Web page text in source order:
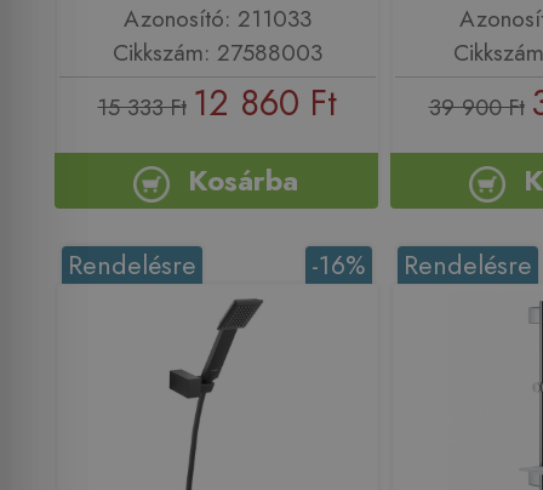
Azonosító: 211033
Cikkszám: 27588003
15 333 Ft 12 860 Ft
Kosárba
39 900 Ft
-16%
Rendelésre Rendelésre